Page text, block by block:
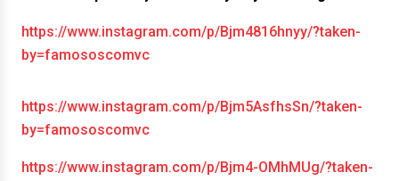
https://www.instagram.com/p/Bjm4816hnyy/?taken-
by=famososcomvc
https://www.instagram.com/p/Bjm5AsfhsSn/?taken-
by=famososcomvc
https://www.instagram.com/p/Bjm4-OMhMUg/?taken-